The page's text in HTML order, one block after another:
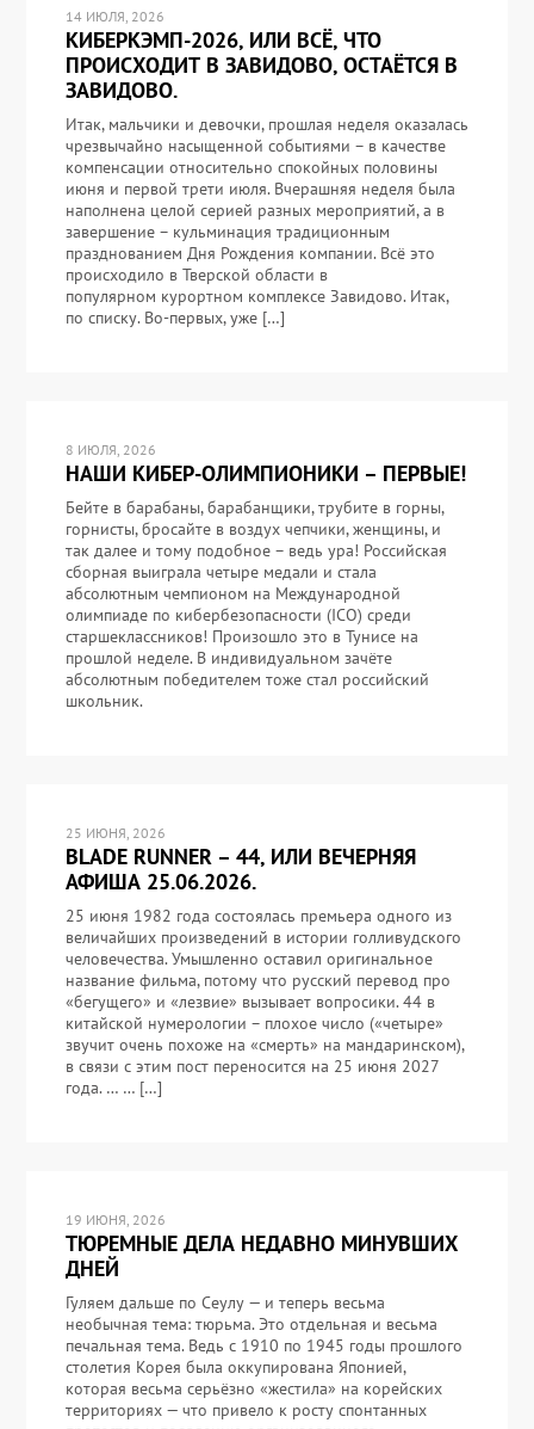
14 ИЮЛЯ, 2026
КИБЕРКЭМП-2026, ИЛИ ВСЁ, ЧТО
ПРОИСХОДИТ В ЗАВИДОВО, ОСТАЁТСЯ В
ЗАВИДОВО.
Итак, мальчики и девочки, прошлая неделя оказалась
чрезвычайно насыщенной событиями – в качестве
компенсации относительно спокойных половины
июня и первой трети июля. Вчерашняя неделя была
наполнена целой серией разных мероприятий, а в
завершение – кульминация традиционным
празднованием Дня Рождения компании. Всё это
происходило в Тверской области в
популярном курортном комплексе Завидово. Итак,
по списку. Во-первых, уже […]
8 ИЮЛЯ, 2026
НАШИ КИБЕР-ОЛИМПИОНИКИ – ПЕРВЫЕ!
Бейте в барабаны, барабанщики, трубите в горны,
горнисты, бросайте в воздух чепчики, женщины, и
так далее и тому подобное – ведь ура! Российская
сборная выиграла четыре медали и стала
абсолютным чемпионом на Международной
олимпиаде по кибербезопасности (ICO) среди
старшеклассников! Произошло это в Тунисе на
прошлой неделе. В индивидуальном зачёте
абсолютным победителем тоже стал российский
школьник.
25 ИЮНЯ, 2026
BLADE RUNNER – 44, ИЛИ ВЕЧЕРНЯЯ
АФИША 25.06.2026.
25 июня 1982 года состоялась премьера одного из
величайших произведений в истории голливудского
человечества. Умышленно оставил оригинальное
название фильма, потому что русский перевод про
«бегущего» и «лезвие» вызывает вопросики. 44 в
китайской нумерологии – плохое число («четыре»
звучит очень похоже на «смерть» на мандаринском),
в связи с этим пост переносится на 25 июня 2027
года. … … […]
19 ИЮНЯ, 2026
ТЮРЕМНЫЕ ДЕЛА НЕДАВНО МИНУВШИХ
ДНЕЙ
Гуляем дальше по Сеулу — и теперь весьма
необычная тема: тюрьма. Это отдельная и весьма
печальная тема. Ведь с 1910 по 1945 годы прошлого
столетия Корея была оккупирована Японией,
которая весьма серьёзно «жестила» на корейских
территориях — что привело к росту спонтанных